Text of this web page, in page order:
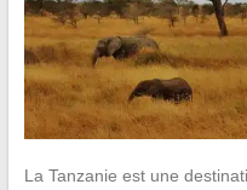
La Tanzanie est une